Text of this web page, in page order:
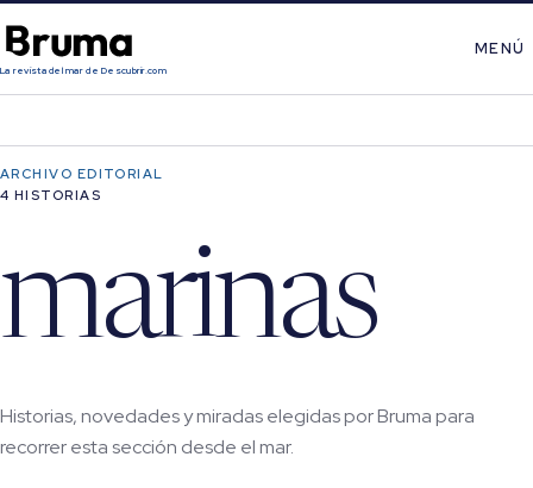
La revista del mar de Descubrir.com
MENÚ
ARCHIVO EDITORIAL
4 HISTORIAS
marinas
Historias, novedades y miradas elegidas por Bruma para
recorrer esta sección desde el mar.